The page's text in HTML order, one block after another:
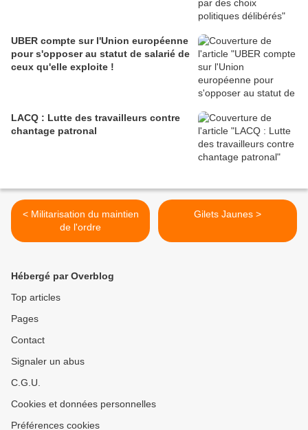
UBER compte sur l'Union européenne
pour s'opposer au statut de salarié de
ceux qu'elle exploite !
LACQ : Lutte des travailleurs contre
chantage patronal
< Militarisation du maintien
de l'ordre
Gilets Jaunes >
Hébergé par Overblog
Top articles
Pages
Contact
Signaler un abus
C.G.U.
Cookies et données personnelles
Préférences cookies